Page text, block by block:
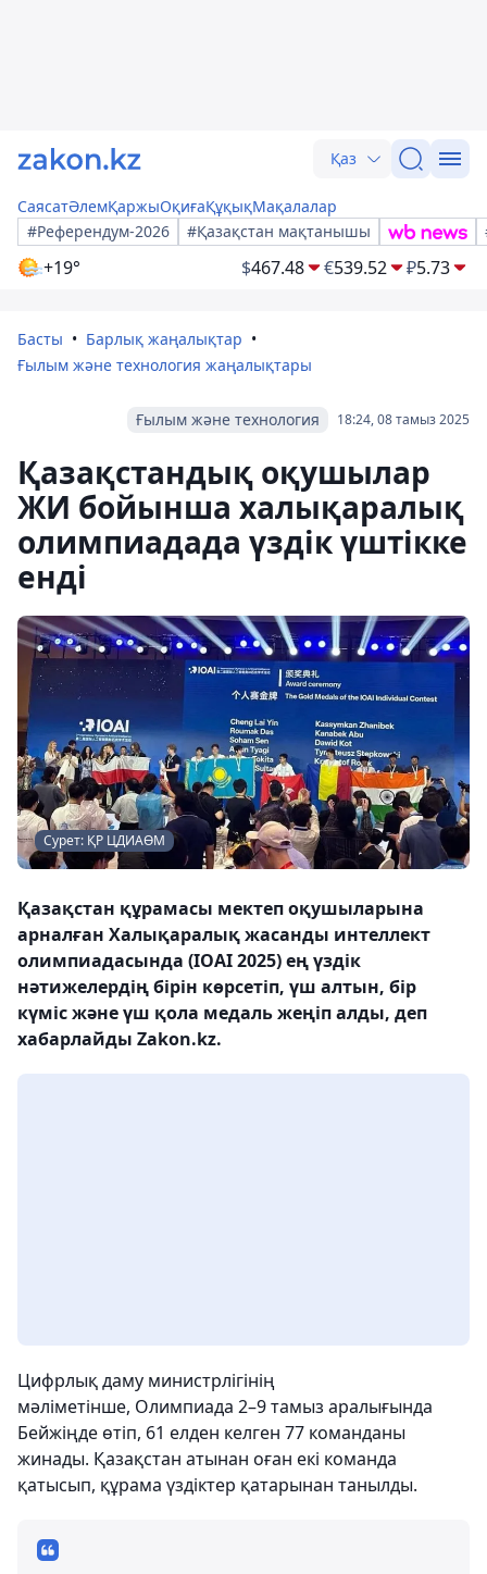
Қаз
СаясатӘлемҚаржыОқиғаҚұқықМақалалар
#Референдум-2026
#Қазақстан мақтанышы
+19° $467.48 €539.52 ₽5.73
Басты
Барлық жаңалықтар
Ғылым және технология жаңалықтары
18:24, 08 тамыз 2025
Ғылым және технология
Қазақстандық оқушылар
ЖИ бойынша халықаралық
олимпиадада үздік үштікке
енді
Сурет: ҚР ЦДИАӨМ
Қазақстан құрамасы мектеп оқушыларына
арналған Халықаралық жасанды интеллект
олимпиадасында (IOAI 2025) ең үздік
нәтижелердің бірін көрсетіп, үш алтын, бір
күміс және үш қола медаль жеңіп алды, деп
хабарлайды Zakon.kz.
Цифрлық даму министрлігінің
мәліметінше, Олимпиада 2–9 тамыз аралығында
Бейжіңде өтіп, 61 елден келген 77 команданы
жинады. Қазақстан атынан оған екі команда
қатысып, құрама үздіктер қатарынан танылды.